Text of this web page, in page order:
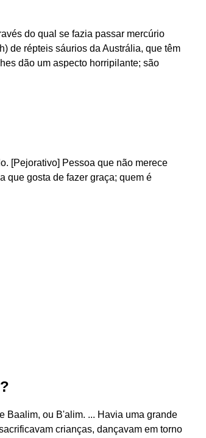
do qual se fazia passar mercúrio
de répteis sáurios da Austrália, que têm
dão um aspecto horripilante; são
[Pejorativo] Pessoa que não merece
que gosta de fazer graça; quem é
Baalim, ou B'alim. ... Havia uma grande
crianças, dançavam em torno